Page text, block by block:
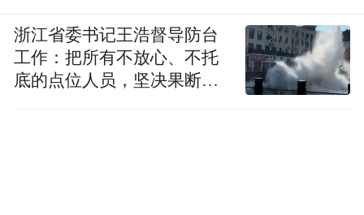
浙江省委书记王浩督导防台
工作：把所有不放心、不托
底的点位人员，坚决果断转